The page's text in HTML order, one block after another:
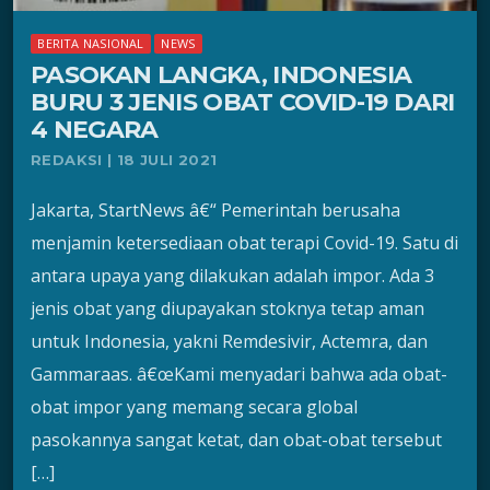
BERITA NASIONAL NEWS
PASOKAN LANGKA, INDONESIA
BURU 3 JENIS OBAT COVID-19 DARI
4 NEGARA
REDAKSI | 18 JULI 2021
Jakarta, StartNews â€“ Pemerintah berusaha
menjamin ketersediaan obat terapi Covid-19. Satu di
antara upaya yang dilakukan adalah impor. Ada 3
jenis obat yang diupayakan stoknya tetap aman
untuk Indonesia, yakni Remdesivir, Actemra, dan
Gammaraas. â€œKami menyadari bahwa ada obat-
obat impor yang memang secara global
pasokannya sangat ketat, dan obat-obat tersebut
[…]